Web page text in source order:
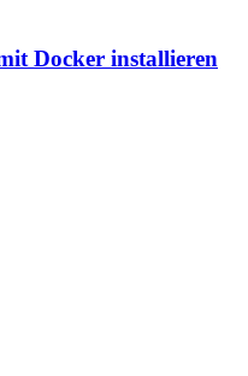
Docker installieren